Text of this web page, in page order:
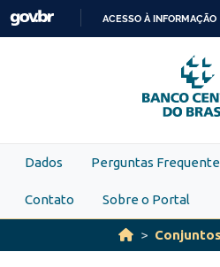
Skip to main content
PARA
O
ACESSO À INFORMAÇÃO
Dados Perguntas
Contato Sobre o Portal